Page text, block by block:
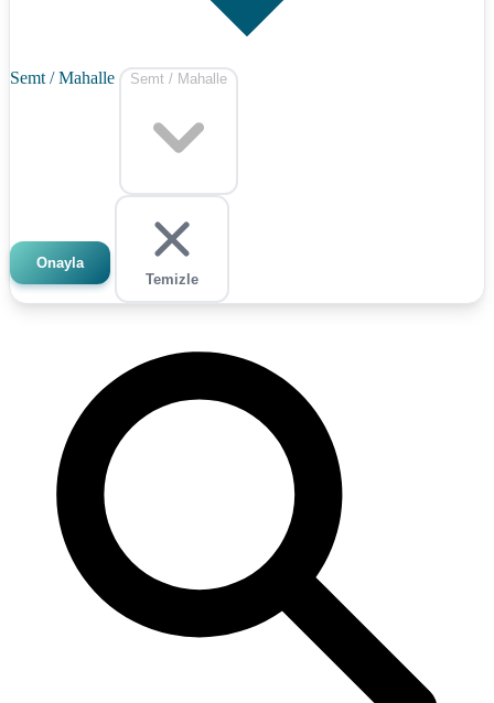
Semt / Mahalle Semt / Mahalle
Onayla
Temizle